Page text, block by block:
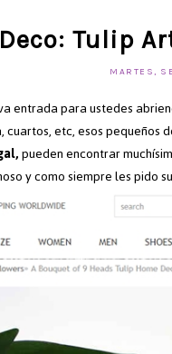
Tulip
MARTES,
entrada para ustedes
etc, esos
pueden encontrar
y como siempre les pido